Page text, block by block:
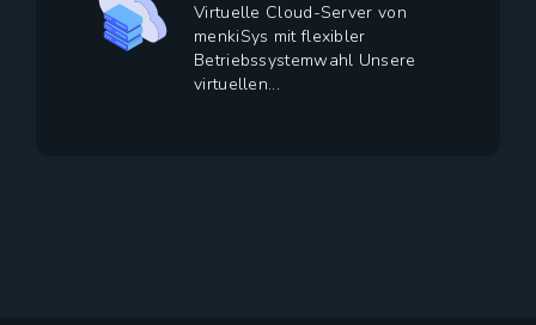
Virtuelle Cloud-Server von
menkiSys mit flexibler
Betriebssystemwahl Unsere
virtuellen...